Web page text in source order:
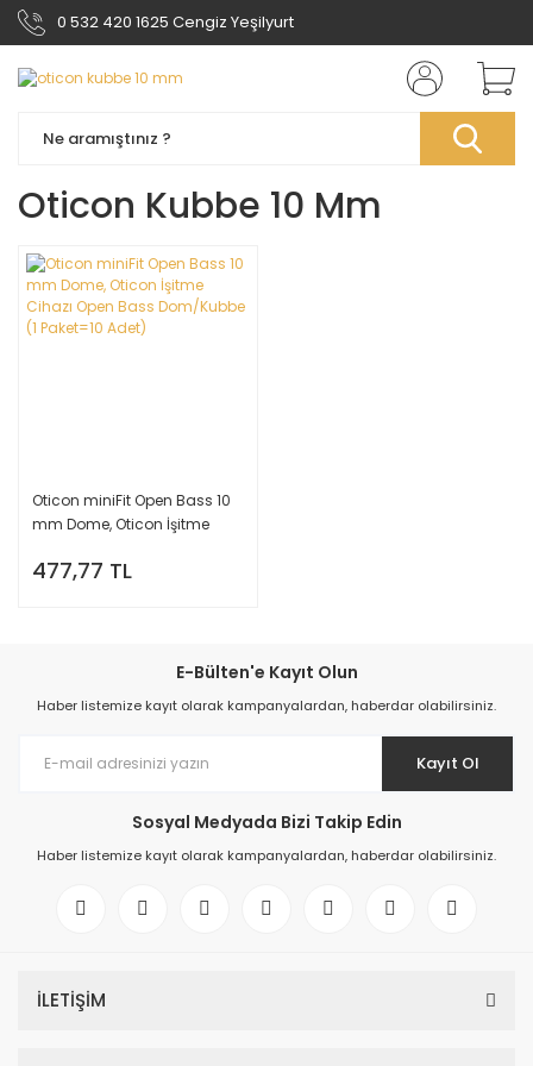
0 532 420 1625 Cengiz Yeşilyurt
Oticon Kubbe 10 Mm
Oticon miniFit Open Bass 10
mm Dome, Oticon İşitme
Dom/Kubbe (1 Paket=10 Adet)
477,77 TL
E-Bülten'e Kayıt Olun
Haber listemize kayıt olarak kampanyalardan, haberdar olabilirsiniz.
Kayıt Ol
Sosyal Medyada Bizi Takip Edin
Haber listemize kayıt olarak kampanyalardan, haberdar olabilirsiniz.
İLETİŞİM